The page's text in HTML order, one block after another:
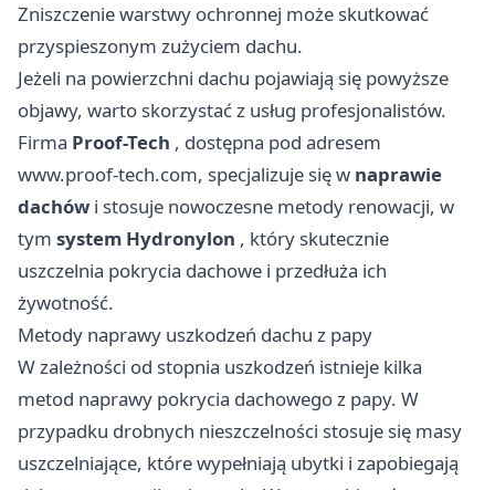
Zniszczenie warstwy ochronnej może skutkować
przyspieszonym zużyciem dachu.
Jeżeli na powierzchni dachu pojawiają się powyższe
objawy, warto skorzystać z usług profesjonalistów.
Firma Proof-Tech , dostępna pod adresem
www.proof-tech.com, specjalizuje się w naprawie
dachów i stosuje nowoczesne metody renowacji, w
tym system Hydronylon , który skutecznie
uszczelnia pokrycia dachowe i przedłuża ich
żywotność.
Metody naprawy uszkodzeń dachu z papy
W zależności od stopnia uszkodzeń istnieje kilka
metod naprawy pokrycia dachowego z papy. W
przypadku drobnych nieszczelności stosuje się masy
uszczelniające, które wypełniają ubytki i zapobiegają